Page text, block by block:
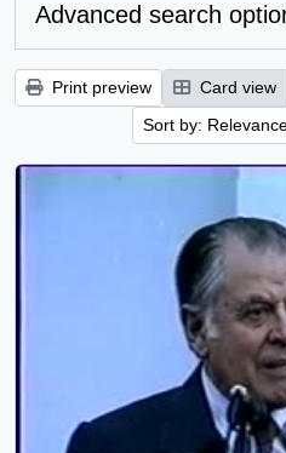
Advanced search
Print preview Card view
Sort by: